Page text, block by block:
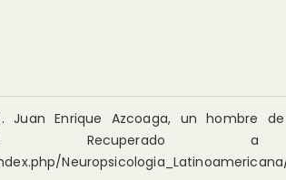
Juan Enrique Azcoaga, un hombre
9(3).